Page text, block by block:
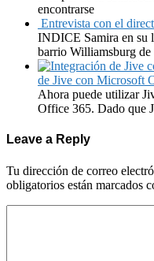
encontrarse
Entrevista con el
INDICE Samira en su
barrio Williamsburg
de Jive con Microsoft
Ahora puede utilizar
Office 365. Dado que
Leave a Reply
Tu dirección de correo
obligatorios están marcados